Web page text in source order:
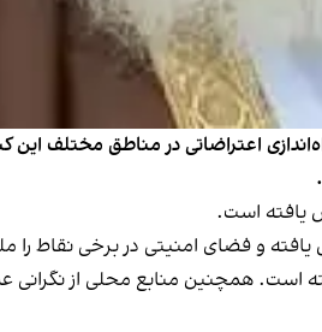
اعتراضاتی در مناطق مختلف
یافته است.
و فضای امنیتی در برخی نقاط را
است. همچنین منابع محلی از